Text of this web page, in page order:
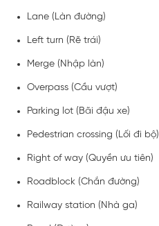
Lane (Làn đường)
Left turn (Rẽ trái)
Merge (Nhập làn)
Overpass (Cầu vượt)
Parking lot (Bãi đậu xe)
Pedestrian crossing (Lối đi bộ)
Right of way (Quyền ưu tiên)
Roadblock (Chắn đường)
Railway station (Nhà ga)